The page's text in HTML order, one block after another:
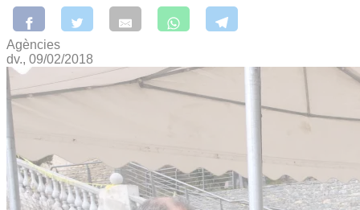
Agències
dv., 09/02/2018